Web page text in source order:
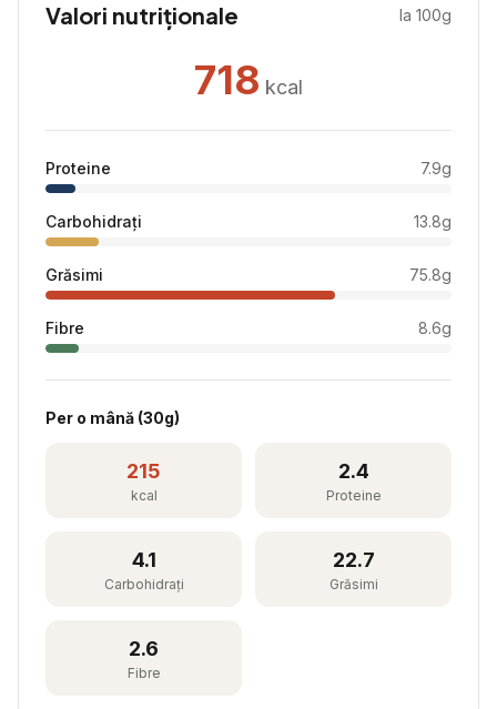
Valori nutriționale la 100g
718 kcal
Proteine 7.9g
Carbohidrați 13.8g
Grăsimi 75.8g
Fibre 8.6g
Per o mână (30g)
215
kcal
2.4
Proteine
4.1
Carbohidrați
22.7
Grăsimi
2.6
Fibre